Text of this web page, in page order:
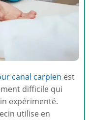
canal carpien est
difficile qui
expérimenté.
utilise en